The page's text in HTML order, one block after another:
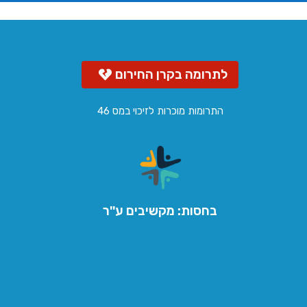
לתרומה בקרן החירום
התרומות מוכרות לזיכוי במס 46
בחסות: מקשיבים ע''ר